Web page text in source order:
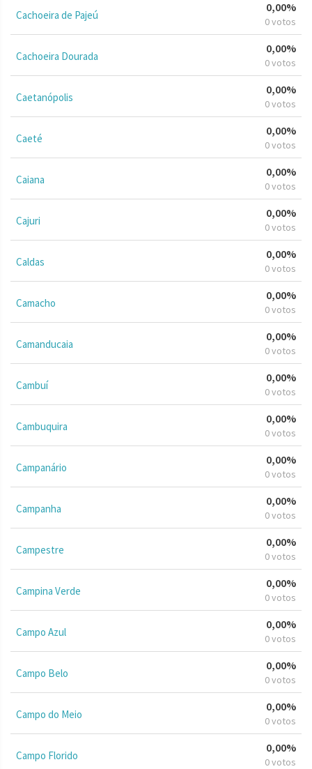
Cachoeira de Pajeú
0,00%
0 votos
Cachoeira Dourada
0,00%
0 votos
Caetanópolis
0,00%
0 votos
Caeté
0,00%
0 votos
Caiana
0,00%
0 votos
Cajuri
0,00%
0 votos
Caldas
0,00%
0 votos
Camacho
0,00%
0 votos
Camanducaia
0,00%
0 votos
Cambuí
0,00%
0 votos
Cambuquira
0,00%
0 votos
Campanário
0,00%
0 votos
Campanha
0,00%
0 votos
Campestre
0,00%
0 votos
Campina Verde
0,00%
0 votos
Campo Azul
0,00%
0 votos
Campo Belo
0,00%
0 votos
Campo do Meio
0,00%
0 votos
Campo Florido
0,00%
0 votos